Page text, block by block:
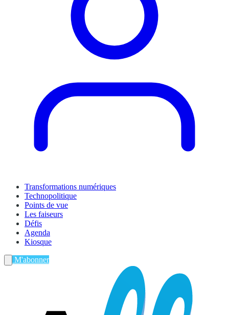
Transformations numériques
Technopolitique
Points de vue
Les faiseurs
Défis
Agenda
Kiosque
M'abonner